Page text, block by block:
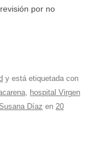
por no
y está etiquetada con
hospital Virgen
Susana Díaz en 20